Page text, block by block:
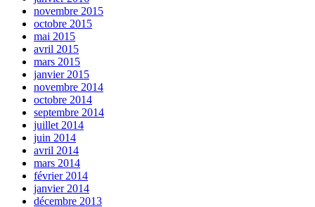
novembre 2015
octobre 2015
mai 2015
avril 2015
mars 2015
janvier 2015
novembre 2014
octobre 2014
septembre 2014
juillet 2014
juin 2014
avril 2014
mars 2014
février 2014
janvier 2014
décembre 2013